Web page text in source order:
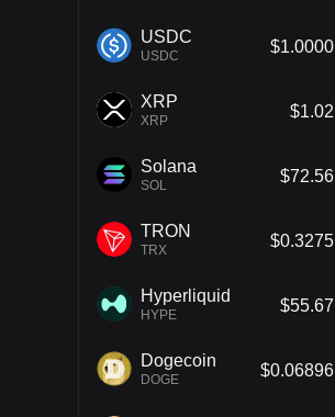
USDC
USDC
$1.0000
XRP
XRP
$1.02
Solana
SOL
$72.56
TRON
TRX
$0.3275
Hyperliquid
HYPE
$55.67
Dogecoin
DOGE
$0.06896